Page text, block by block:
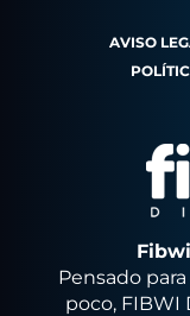
AVISO
Pensado
poco, FIBWI